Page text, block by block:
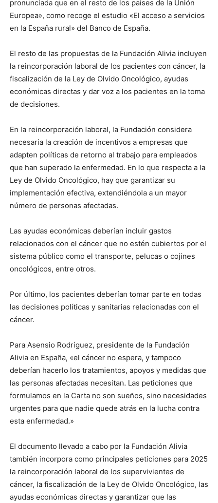
pronunciada que en el resto de los países de la Unión
Europea», como recoge el estudio «El acceso a servicios
en la España rural» del Banco de España.
El resto de las propuestas de la Fundación Alivia incluyen
la reincorporación laboral de los pacientes con cáncer, la
fiscalización de la Ley de Olvido Oncológico, ayudas
económicas directas y dar voz a los pacientes en la toma
de decisiones.
En la reincorporación laboral, la Fundación considera
necesaria la creación de incentivos a empresas que
adapten políticas de retorno al trabajo para empleados
que han superado la enfermedad. En lo que respecta a la
Ley de Olvido Oncológico, hay que garantizar su
implementación efectiva, extendiéndola a un mayor
número de personas afectadas.
Las ayudas económicas deberían incluir gastos
relacionados con el cáncer que no estén cubiertos por el
sistema público como el transporte, pelucas o cojines
oncológicos, entre otros.
Por último, los pacientes deberían tomar parte en todas
las decisiones políticas y sanitarias relacionadas con el
cáncer.
Para Asensio Rodríguez, presidente de la Fundación
Alivia en España, «el cáncer no espera, y tampoco
deberían hacerlo los tratamientos, apoyos y medidas que
las personas afectadas necesitan. Las peticiones que
formulamos en la Carta no son sueños, sino necesidades
urgentes para que nadie quede atrás en la lucha contra
esta enfermedad.»
El documento llevado a cabo por la Fundación Alivia
también incorpora como principales peticiones para 2025
la reincorporación laboral de los supervivientes de
cáncer, la fiscalización de la Ley de Olvido Oncológico, las
ayudas económicas directas y garantizar que las